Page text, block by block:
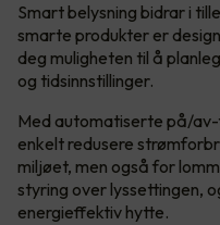
Smart belysning bidrar i
smarte produkter er
deg muligheten til å
og tidsinnstillinger.
Med automatiserte på/
enkelt redusere
miljøet, men også for
styring over lyssettingen,
energieffektiv hytte.